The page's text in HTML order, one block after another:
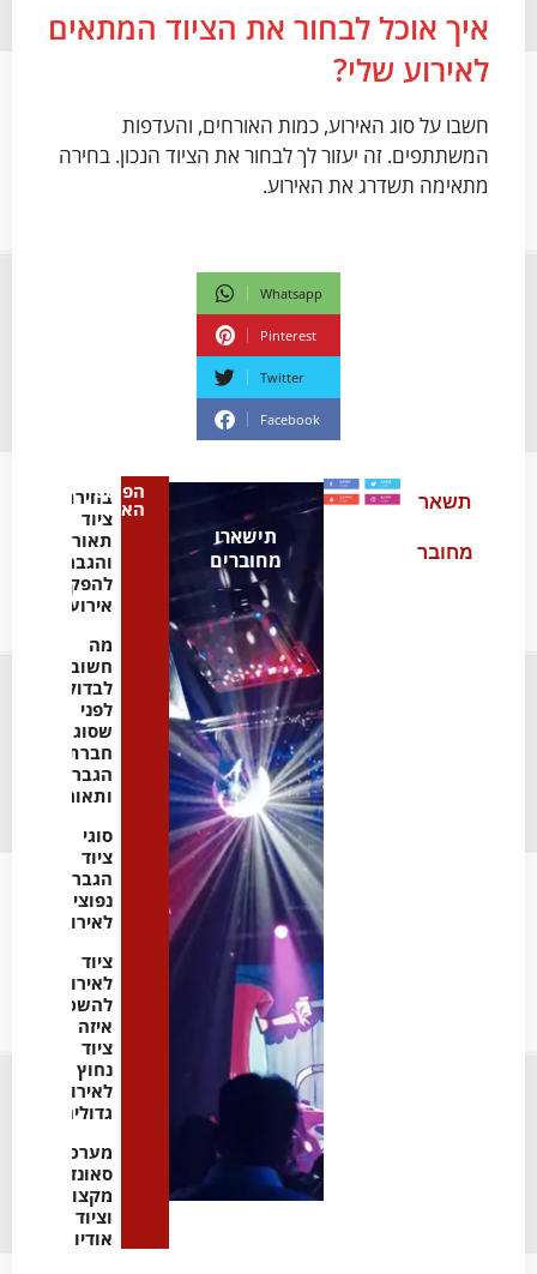
איך אוכל לבחור את הציוד המתאים
לאירוע שלי?
חשבו על סוג האירוע, כמות האורחים, והעדפות
המשתתפים. זה יעזור לך לבחור את הציוד הנכון. בחירה
מתאימה תשדרג את האירוע.
Whatsapp
Pinterest
Twitter
Facebook
תשאר
מחובר
תישארו
מחוברים
הפוסט
האחרון
בחירת
ציוד
תאורה
והגברה
להפקת
אירועים
מה
חשוב
לבדוק
לפני
שסוגרים
חברת
הגברה
ותאורה
סוגי
ציוד
הגברה
נפוצים
לאירועים
ציוד
לאירועים
להשכרה:
איזה
ציוד
נחוץ
לאירועים
גדולים
מערכות
סאונד
מקצועיות
וציוד
אודיו